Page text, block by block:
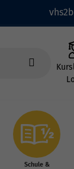
Schule &